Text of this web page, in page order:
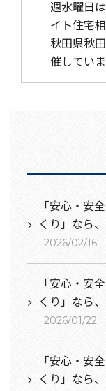
週水曜日
イト住宅
秋田県秋
催していま
「安心・安
くり」なら
2026/02/16
「安心・安
くり」なら
2026/01/22
「安心・安
くり」なら